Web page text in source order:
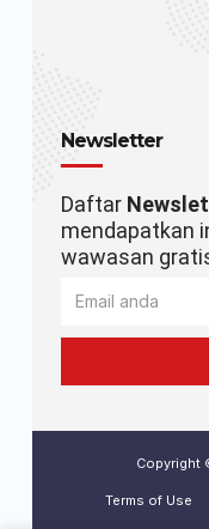
Newsletter
Daftar
mendapatkan
wawasan
Copyright
Terms of Use